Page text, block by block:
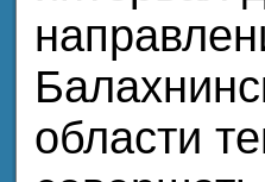
области